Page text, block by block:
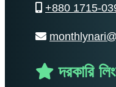
+880 1715-
দরকারি